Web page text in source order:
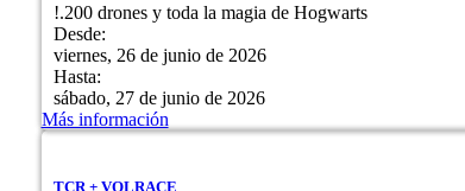
!.200 drones y toda la magia de Hogwarts
Desde:
viernes, 26 de junio de 2026
Hasta:
sábado, 27 de junio de 2026
Más información
TCR + VOLRACE